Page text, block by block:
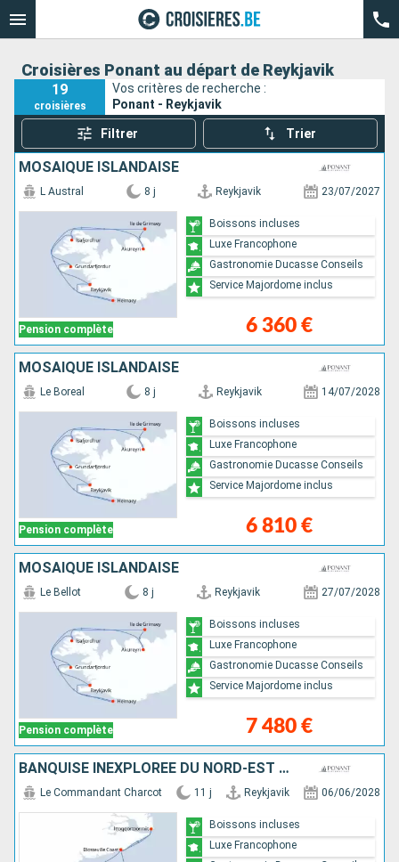
Croisières Ponant au départ de Reykjavik
19
croisières
Vos critères de recherche :
Ponant - Reykjavik
Filtrer Trier
MOSAÏQUE ISLANDAISE
Pension complète
L Austral 8 j Reykjavik 23/07/2027
6 360 €
Boissons incluses
Luxe Francophone
Gastronomie Ducasse Conseils
Service Majordome inclus
MOSAÏQUE ISLANDAISE
Pension complète
Le Boreal 8 j Reykjavik 14/07/2028
6 810 €
Boissons incluses
Luxe Francophone
Gastronomie Ducasse Conseils
Service Majordome inclus
MOSAÏQUE ISLANDAISE
Pension complète
Le Bellot 8 j Reykjavik 27/07/2028
7 480 €
Boissons incluses
Luxe Francophone
Gastronomie Ducasse Conseils
Service Majordome inclus
BANQUISE INEXPLORÉE DU NORD-EST DU GROENLAND
Le Commandant Charcot 11 j Reykjavik 06/06/2028
Boissons incluses
Luxe Francophone